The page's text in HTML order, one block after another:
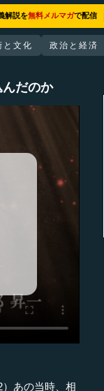
解説を無料メルマガで配信
と文化 政治と経済
だのか
あの当時、相